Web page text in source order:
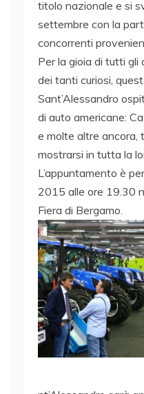
titolo nazionale e si
settembre con la
concorrenti
Per la gioia di tutti gli
dei tanti curiosi,
Sant’Alessandro
di auto americane:
e molte altre ancora,
mostrarsi in tutta la
L’appuntamento è
2015 alle ore 19.30
Fiera di Bergamo.